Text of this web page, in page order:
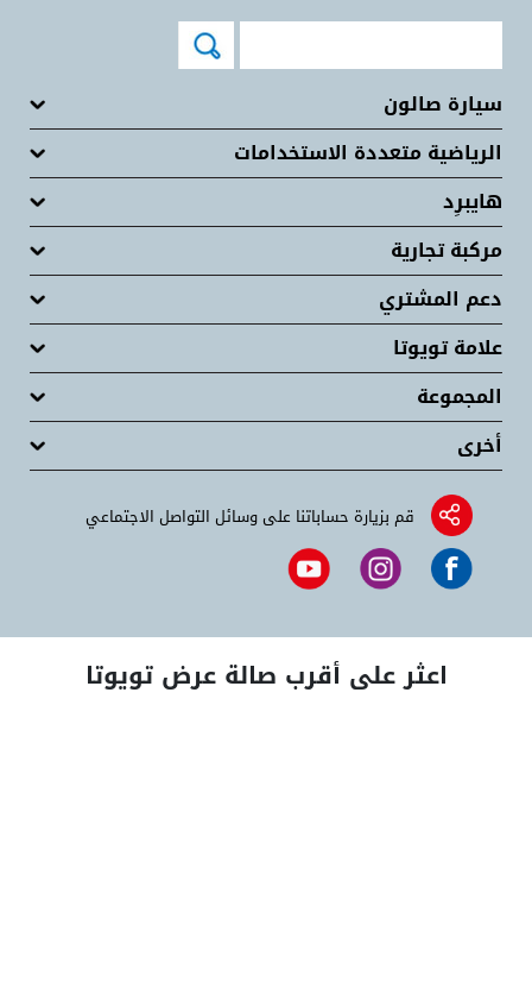
سيارة صالون
الرياضية متعددة الاستخدامات
هايبرِد
مركبة تجارية
دعم المشتري
علامة تويوتا
المجموعة
أخرى
قم بزيارة حساباتنا على وسائل التواصل الاجتماعي
اعثر على أقرب صالة عرض تويوتا